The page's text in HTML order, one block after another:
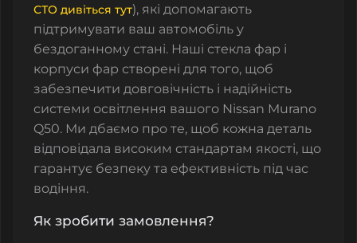
СТО дивіться тут), які допомагають
підтримувати ваш автомобіль у
бездоганному стані. Наші стекла фар і
корпуси фар створені для того, щоб
забезпечити довговічність і надійність
системи освітлення вашого Nissan Murano
Q50. Ми дбаємо про те, щоб кожна деталь
відповідала високим стандартам якості, що
гарантує безпеку та ефективність під час
водіння.
Як зробити замовлення?